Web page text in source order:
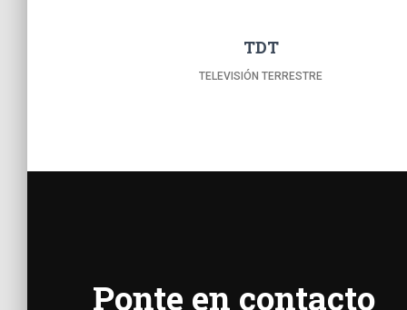
TDT
TELEVISIÓN TERRESTRE
Ponte en contacto